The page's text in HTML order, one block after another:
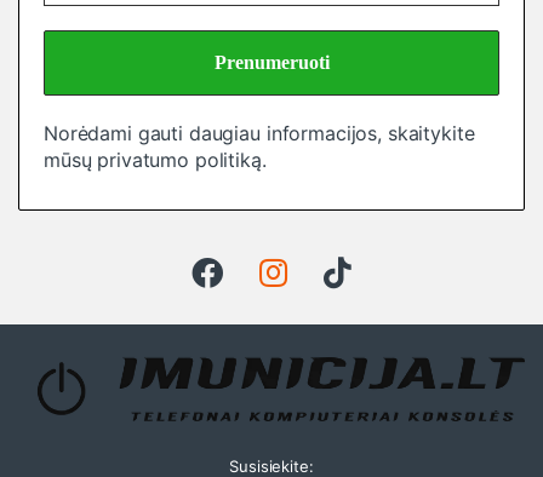
Norėdami gauti daugiau informacijos, skaitykite
mūsų privatumo politiką.
Susisiekite: